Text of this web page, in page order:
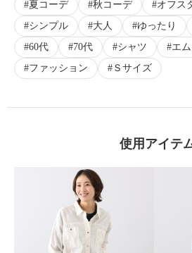
×
夏コーデ 秋コーデ オフス
シンプル
大人 ゆったり
60代
70代 シャツ
エ
ファッション
Ｓサイズ
使用アイテ